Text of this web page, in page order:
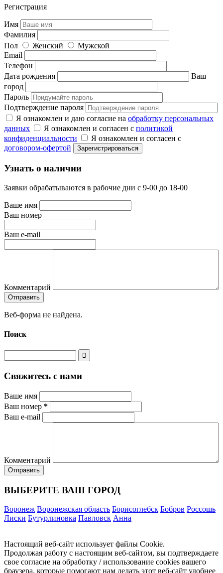
Регистрация
Имя
Фамилия
Пол
Женский
Мужской
Email
Телефон
Дата рождения
Ваш
город
Пароль
Подтверждение пароля
Я ознакомлен и даю согласие на обработку персональных
данных
Я ознакомлен и согласен с политикой
конфиденциальности
Я ознакомлен и согласен с
договором-офертой
Узнать о наличии
Заявки обрабатываются в рабочие дни с 9-00 до 18-00
Ваше имя
Ваш номер
Ваш e-mail
Комментарий
Веб-форма не найдена.
Поиск
Свяжитесь с нами
Ваше имя
Ваш номер *
Ваш e-mail
Комментарий
ВЫБЕРИТЕ ВАШ ГОРОД
Воронеж Воронежская область Борисоглебск Бобров Россошь
Лиски Бутурлиновка Павловск Анна
Настоящий веб-сайт использует файлы Cookie.
Продолжая работу с настоящим веб-сайтом, вы подтверждаете
свое согласие на обработку / использование cookies вашего
браузера, которые помогают нам делать этот веб-сайт удобнее